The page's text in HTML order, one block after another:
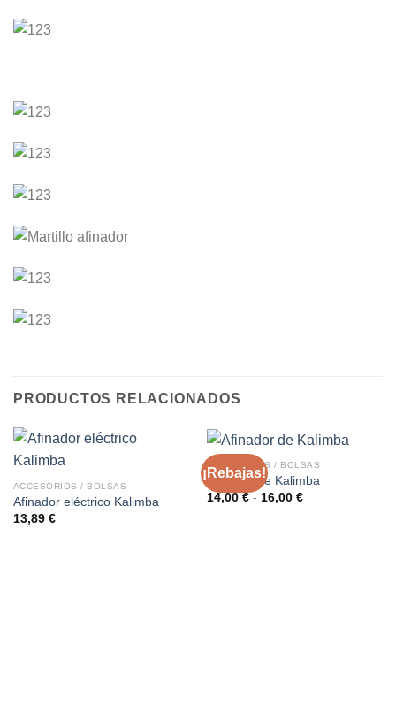
PRODUCTOS RELACIONADOS
ACCESORIOS / BOLSAS
Afinador eléctrico Kalimba
13,89 €
¡Rebajas!
ACCESORIOS / BOLSAS
Afinador de Kalimba
14,00 € - 16,00 €Rango